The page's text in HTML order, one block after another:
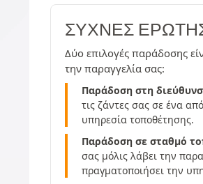
ΣΥΧΝΈΣ
Δύο επιλογές παράδοσης
την παραγγελία σας:
Παράδοση στη
τις ζάντες σας σε ένα
υπηρεσία τοποθέτησης.
Παράδοση σε σταθμό
σας μόλις λάβει την
πραγματοποιήσει την